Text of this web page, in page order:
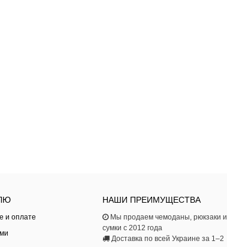
и оплате
НАШИ ПРЕИМУЩЕСТВА
Мы продаем чемоданы, рюкзаки и
сумки с 2012 года
Доставка по всей Украине за 1–2